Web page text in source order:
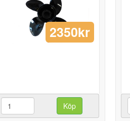
2350kr
Köp